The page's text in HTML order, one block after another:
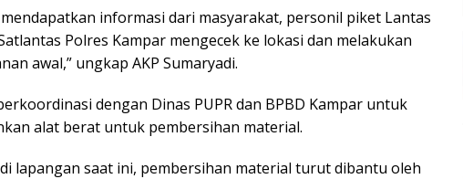
mendapatkan informasi dari masyarakat, personil piket Lantas
Polres Kampar mengecek ke lokasi dan melakukan
awal,” ungkap AKP Sumaryadi.
dengan Dinas PUPR dan BPBD Kampar untuk
alat berat untuk pembersihan material.
lapangan saat ini, pembersihan material turut dibantu oleh